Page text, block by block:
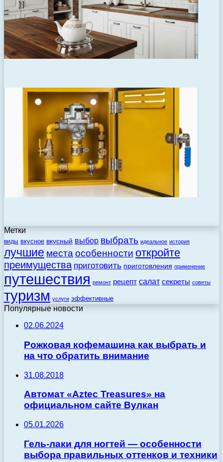
Метки
виды вкусное вкусный выбор выбрать идеальное история
лучшие места особенности откройте
преимущества приготовить приготовления применение
путешествия ремонт рецепт салат секреты советы
туризм услуги эффективные
Популярные новости
02.06.2024
Рожковая кофемашина как выбрать и
на что обратить внимание
31.08.2018
Автомат «Aztec Treasures» на
официальном сайте Вулкан
05.01.2026
Гель-лаки для ногтей — особенности
выбора правильных оттенков и техники